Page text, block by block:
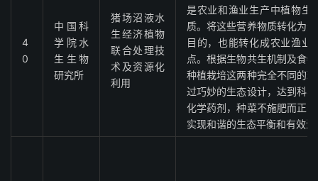
4
0
中国科
学院水
生生物
研究所
猪场沼液水
生经济植物
联合处理技
术及资源化
利用
是农业和渔业生产中植物生
质。将这些营养物质转化为
目的，也能转化成农业渔业
点。根据生物共生机制及食
种植栽培这两种完全不同的
过巧妙的生态设计，达到科
化学药剂，种菜不施肥而正
实现和谐的生态平衡和有效